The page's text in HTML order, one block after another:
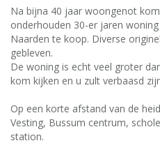
Na bijna 40 jaar woongenot
onderhouden 30-er jaren
Naarden te koop. Diverse
gebleven.
De woning is echt veel groter
kom kijken en u zult verbaasd
Op een korte afstand van de
Vesting, Bussum centrum,
station.